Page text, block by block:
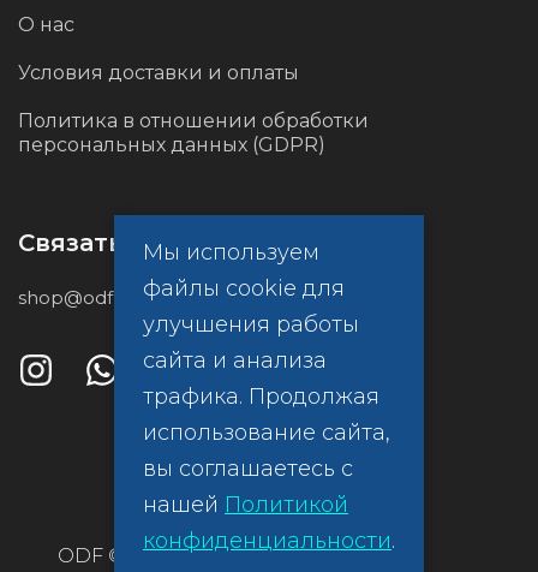
О нас
Условия доставки и оплаты
Политика в отношении обработки
персональных данных (GDPR)
Связаться с нами
shop@odf.global
ODF ©
Политика
Мы используем
файлы cookie для
улучшения работы
сайта и анализа
трафика. Продолжая
использование сайта,
вы соглашаетесь с
нашей Политикой
конфиденциальности.